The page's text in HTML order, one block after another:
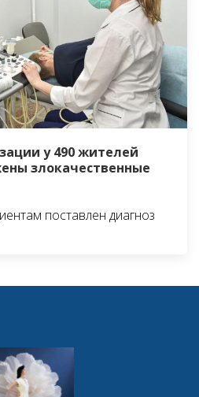
у 490 жителей
злокачественные
поставлен диагноз